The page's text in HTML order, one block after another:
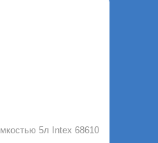
5л Intex 68610